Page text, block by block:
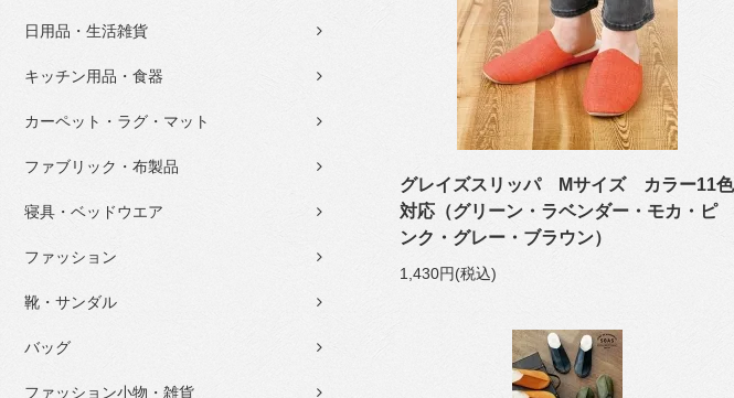
日用品・生活雑貨
キッチン用品・食器
カーペット・ラグ・マット
ファブリック・布製品
寝具・ベッドウエア
ファッション
靴・サンダル
バッグ
ファッション小物・雑貨
グレイズスリッパ Mサイズ カラー11色
対応（グリーン・ラベンダー・モカ・ピ
ンク・グレー・ブラウン）
1,430円(税込)